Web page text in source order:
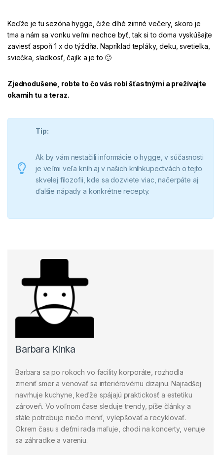
Keďže je tu sezóna hygge, čiže dlhé zimné večery, skoro je
tma a nám sa vonku veľmi nechce byť, tak si to doma vyskúšajte
zaviesť aspoň 1 x do týždňa. Napríklad tepláky, deku, svetielka,
sviečka, sladkosť, čajík a je to 🙂
Zjednodušene, robte to čo vás robí šťastnými a prežívajte
okamih tu a teraz.
Tip:
Ak by vám nestačili informácie o hygge, v súčasnosti
je veľmi veľa kníh aj v našich kníhkupectvách o tejto
skvelej filozofii, kde sa dozviete viac, načerpáte aj
ďalšie nápady a konkrétne recepty.
Barbara Kinka
Barbara sa po rokoch vo facility korporáte, rozhodla
zmeniť smer a venovať sa interiérovému dizajnu. Najradšej
navrhuje kuchyne, keďže spájajú praktickosť a estetiku
zároveň. Vo voľnom čase sleduje trendy, píše články a
stále potrebuje niečo meniť, vylepšovať a recyklovať.
Okrem času s deťmi rada maľuje, chodí na koncerty, venuje
sa záhradke a vareniu.